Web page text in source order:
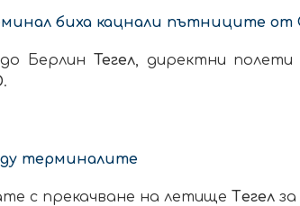
биха кацнали пътниците от
Берлин Тегел, директни полети
.
терминалите
с прекачване на летище Tегел